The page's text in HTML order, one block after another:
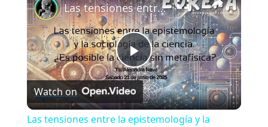
Play
Video
Las tensiones entre la epistemología y la sociología de la ciencia
Watch on
Las tensiones entre la epistemología y la